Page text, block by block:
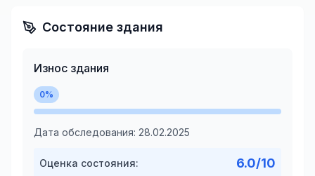
Состояние здания
Износ здания
0%
Дата обследования: 28.02.2025
Оценка состояния: 6.0/10